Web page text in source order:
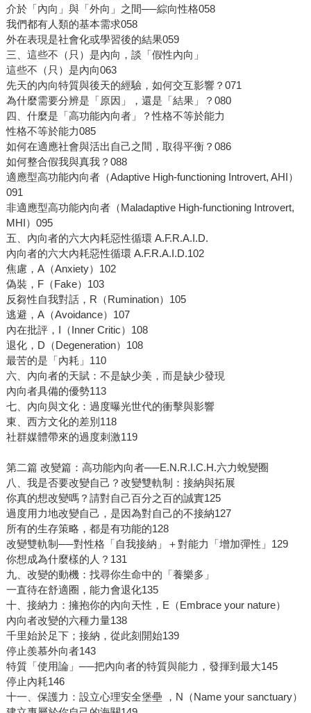
介於「內向」與「外向」之間──綜向性格058
我們都有人類的基本需求058
外在表現是社會化或學習後的結果059
三、這些不（只）是內向，談「假性內向」
這些不（只）是內向063
先天的內向特質與後天的經驗，如何交互影響？071
為什麼需要分辨是「原因」，還是「結果」？080
四、什麼是「高功能內向者」？性格不等於能力
性格不等於能力085
如何在適應社會與活出自己之間，取得平衡？086
如何整合假我與真我？088
適應型高功能內向者（Adaptive High-functioning Introvert, AHI）
091
非適應型高功能內向者（Maladaptive High-functioning Introvert,
MHI）095
五、內向者的六大內耗惡性循環 A.F.R.A.I.D.
內向者的六大內耗惡性循環 A.F.R.A.I.D.102
焦慮，A（Anxiety）102
偽裝，F（Fake）103
反芻性自我對話，R（Rumination）105
逃避，A（Avoidance）107
內在批評，I（Inner Critic）108
退化，D（Degeneration）108
最苦的是「內耗」110
六、內向者的天賦：不是缺少美，而是缺少發現
內向者具備的優勢113
七、內向與文化：過度曝光世代的衝擊與影響
東、西方文化的差別118
社群媒體帶來的過度刺激119
第二篇 改變篇：高功能內向者──E.N.R.I.C.H.六力蛻變圈
八、我是否要改變自己？改變雙軌制：接納與拓展
你真的想改變嗎？請對自己百分之百的誠實125
過度用力地改變自己，是因為對自己的不接納127
所有的生存策略，都是有功能的128
改變雙軌制──對性格「自我接納」＋對能力「增加彈性」129
你想成為什麼樣的人？131
九、改變的動機：找尋你生命中的「養樂多」
一直待在舒適圈，能力會退化135
十、接納力：擁抱你的內向天性，E（Embrace your nature）
內向者改變的六種力量138
千里始於足下；接納，從此刻開始139
停止羨慕外向者143
特質「使用論」──把內向者的特質與能力，發揮到最大145
停止內耗146
十一、保護力：設立心理安全堡壘 ，N（Name your sanctuary）